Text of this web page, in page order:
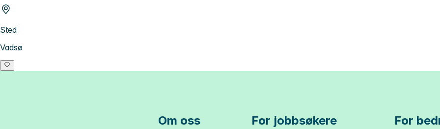
Sted
Vadsø
Om oss For jobbsøkere For